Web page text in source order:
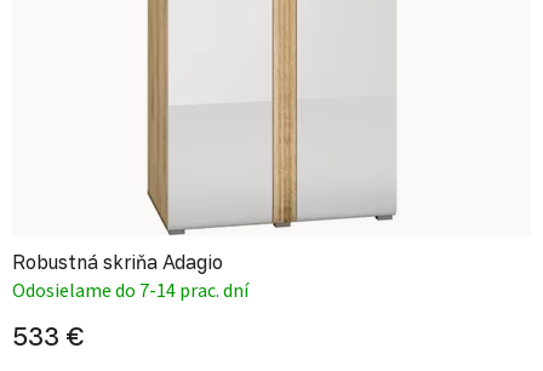
Robustná skriňa Adagio
Odosielame do 7-14 prac. dní
533 €